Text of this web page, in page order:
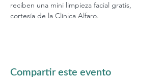
reciben una mini limpieza facial gratis,
cortesía de la Clínica Alfaro.
Compartir este evento